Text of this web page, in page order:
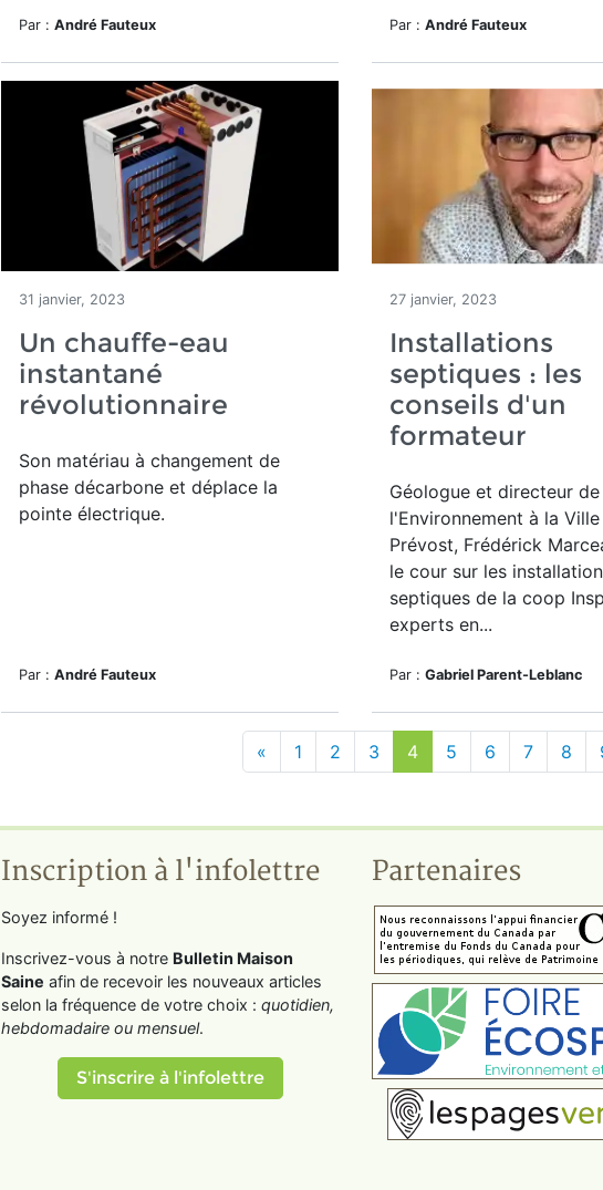
Par : André Fauteux Par : André Fauteux
31 janvier, 2023
Un chauffe-eau
instantané
révolutionnaire
Son matériau à changement de
phase décarbone et déplace la
pointe électrique.
Par : André Fauteux
27 janvier, 2023
Installations
septiques : les
conseils d'un
formateur
Géologue et directeur de
l'Environnement à la
Prévost, Frédérick
le cour sur les
septiques de la coop
experts en...
Par : Gabriel Parent-Leblanc
« 1 2 3 4 5 6 7 8
Inscription à l'infolettre
Soyez informé !
Inscrivez-vous à notre Bulletin Maison
Saine afin de recevoir les nouveaux articles
selon la fréquence de votre choix : quotidien,
hebdomadaire ou mensuel.
S'inscrire à l'infolettre
Partenaires